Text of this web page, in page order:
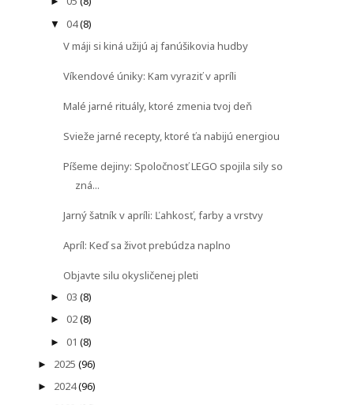
▼ 04(8)
V máji si kiná užijú aj fanúšikovia hudby
Víkendové úniky: Kam vyraziť v apríli
Malé jarné rituály, ktoré zmenia tvoj deň
Svieže jarné recepty, ktoré ťa nabijú energiou
Píšeme dejiny: Spoločnosť LEGO spojila sily so
zná...
Jarný šatník v apríli: Ľahkosť, farby a vrstvy
Apríl: Keď sa život prebúdza naplno
Objavte silu okysličenej pleti
► 03 (8)
► 02(8)
► 01 (8)
► 2025(96)
► 2024(96)